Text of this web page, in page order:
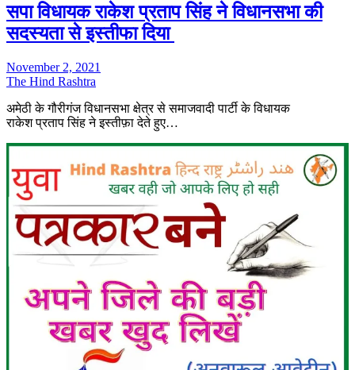
सपा विधायक राकेश प्रताप सिंह ने विधानसभा की
सदस्यता से इस्तीफा दिया
November 2, 2021
The Hind Rashtra
अमेठी के गौरीगंज विधानसभा क्षेत्र से समाजवादी पार्टी के विधायक
राकेश प्रताप सिंह ने इस्तीफ़ा देते हुए…